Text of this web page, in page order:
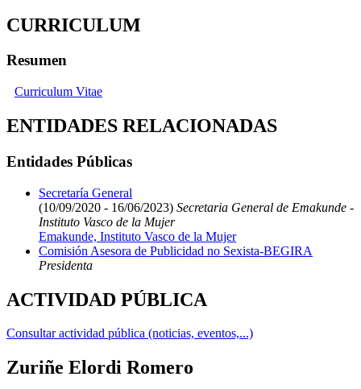
CURRICULUM
Resumen
Curriculum Vitae
ENTIDADES RELACIONADAS
Entidades Públicas
Secretaría General
(10/09/2020 - 16/06/2023) Secretaria General de Emakunde -
Instituto Vasco de la Mujer
Emakunde, Instituto Vasco de la Mujer
Comisión Asesora de Publicidad no Sexista-BEGIRA
Presidenta
ACTIVIDAD PÚBLICA
Consultar actividad pública (noticias, eventos,...)
Zuriñe Elordi Romero